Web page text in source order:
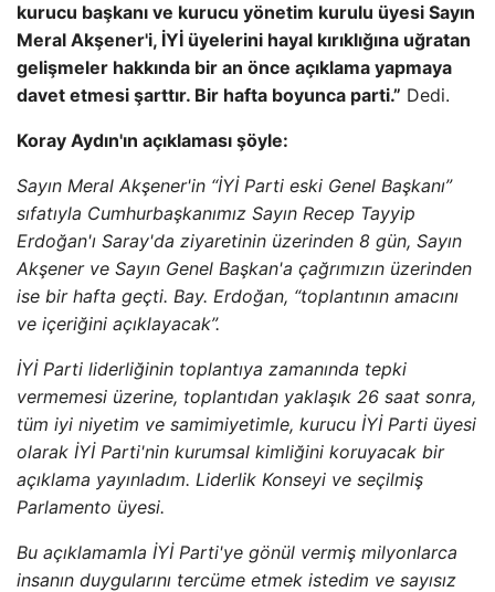
kurucu başkanı ve kurucu yönetim kurulu üyesi Sayın
Meral Akşener'i, İYİ üyelerini hayal kırıklığına uğratan
gelişmeler hakkında bir an önce açıklama yapmaya
davet etmesi şarttır. Bir hafta boyunca parti.” Dedi.
Koray Aydın'ın açıklaması şöyle:
Sayın Meral Akşener'in “İYİ Parti eski Genel Başkanı”
sıfatıyla Cumhurbaşkanımız Sayın Recep Tayyip
Erdoğan'ı Saray'da ziyaretinin üzerinden 8 gün, Sayın
Akşener ve Sayın Genel Başkan'a çağrımızın üzerinden
ise bir hafta geçti. Bay. Erdoğan, “toplantının amacını
ve içeriğini açıklayacak”.
İYİ Parti liderliğinin toplantıya zamanında tepki
vermemesi üzerine, toplantıdan yaklaşık 26 saat sonra,
tüm iyi niyetim ve samimiyetimle, kurucu İYİ Parti üyesi
olarak İYİ Parti'nin kurumsal kimliğini koruyacak bir
açıklama yayınladım. Liderlik Konseyi ve seçilmiş
Parlamento üyesi.
Bu açıklamamla İYİ Parti'ye gönül vermiş milyonlarca
insanın duygularını tercüme etmek istedim ve sayısız